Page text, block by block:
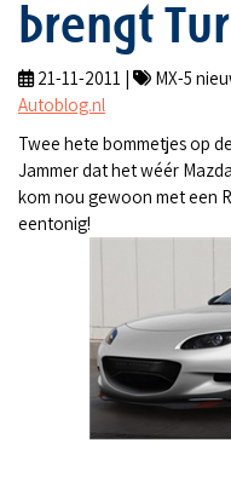
brengt
21-11-2011 | MX-5
Autoblog.nl
Twee hete bommetjes op
Jammer dat het wéér
kom nou gewoon met een
eentonig!